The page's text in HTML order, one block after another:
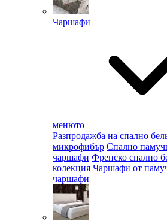
Чаршафи
менюто
Разпродажба на спално
микрофибър Спално
чаршафи Френско спално
колекция Чаршафи от
чаршафи